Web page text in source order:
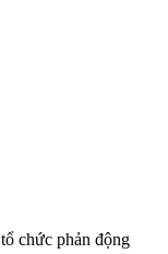
chức phản động